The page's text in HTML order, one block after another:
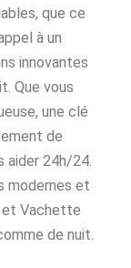
que ce
à un
innovantes
Que vous
une clé
de
aider 24h/24.
modernes et
et Vachette
de nuit.